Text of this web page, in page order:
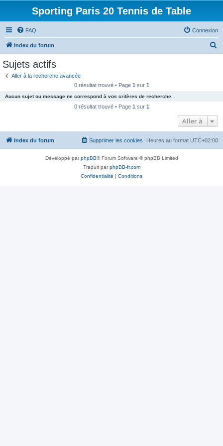
Sporting Paris 20 Tennis de Table
FAQ Connexion
Index du forum
c
e
Sujets actifs
Aller à la recherche avancée
0 résultat trouvé • Page 1 sur 1
Aucun sujet ou message ne correspond à vos critères de recherche.
0 résultat trouvé • Page 1 sur 1
Aller à
Index du forum Heures au format UTC+02:00
Supprimer les cookies
Développé parphpBB® Forum Software © phpBB Limited
Traduit parphpBB-fr.com
Confidentialité | Conditions